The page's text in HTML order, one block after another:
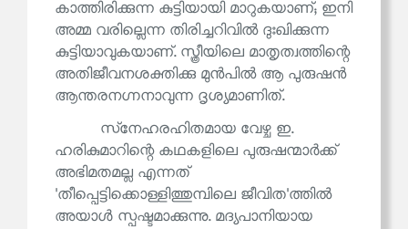
കാത്തിരിക്കുന്ന കുട്ടിയായി മാറുകയാണ്; ഇനി
അമ്മ വരില്ലെന്ന തിരിച്ചറിവിൽ ദുഃഖിക്കുന്ന
കുട്ടിയാവുകയാണ്. സ്ത്രീയിലെ മാതൃത്വത്തിന്റെ
അതിജീവനശക്തിക്കു മുൻപിൽ ആ പുരുഷൻ
ആന്തരനഗ്നനാവുന്ന ദൃശ്യമാണിത്.
സ്‌നേഹരഹിതമായ വേഴ്ച ഇ.
ഹരികുമാറിന്റെ കഥകളിലെ പുരുഷന്മാർക്ക്
അഭിമതമല്ല എന്നത്
'തീപ്പെട്ടിക്കൊള്ളിത്തുമ്പിലെ ജീവിത'ത്തിൽ
അയാൾ സ്പഷ്ടമാക്കുന്നു. മദ്യപാനിയായ